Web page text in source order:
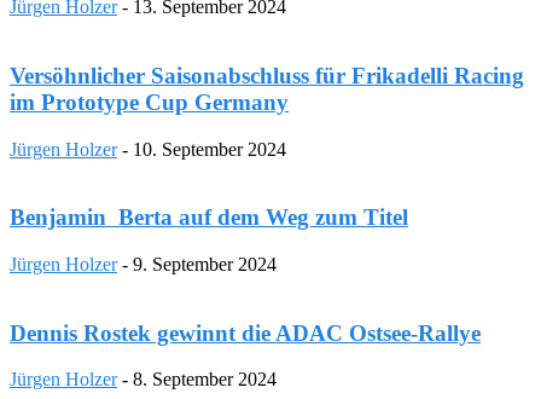
Jürgen Holzer - 13. September 2024
Versöhnlicher Saisonabschluss für Frikadelli Racing
im Prototype Cup Germany
Jürgen Holzer - 10. September 2024
Benjamin Berta auf dem Weg zum Titel
Jürgen Holzer - 9. September 2024
Dennis Rostek gewinnt die ADAC Ostsee-Rallye
Jürgen Holzer - 8. September 2024